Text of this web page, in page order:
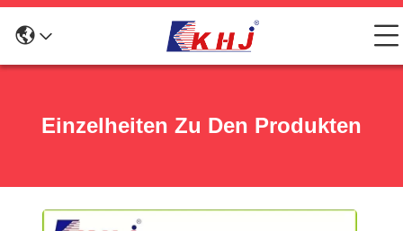
Einzelheiten Zu Den Produkten